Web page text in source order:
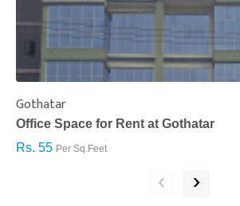
Gothatar
Office Space for Rent at Gothatar
Rs. 55 Per Sq.Feet
‹ ›